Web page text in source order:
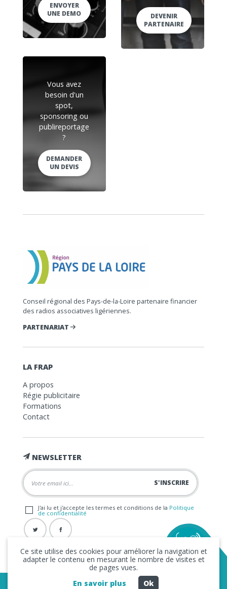
ENVOYER
UNE DEMO
DEVENIR
PARTENAIRE
Vous avez
besoin d'un
spot,
sponsoring ou
publireportage
?
DEMANDER
UN DEVIS
Conseil régional des Pays-de-la-Loire partenaire financier
des radios associatives ligériennes.
PARTENARIAT
LA FRAP
A propos
Régie publicitaire
Formations
Contact
NEWSLETTER
J'ai lu et j'accepte les termes et conditions de la Politique
de confidentialité
Copyright © 2026 La FRAP -Mentions légales
Ce site utilise des cookies pour améliorer la navigation et
adapter le contenu en mesurant le nombre de visites et
de pages vues.
En savoir plus
Ok